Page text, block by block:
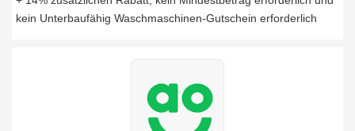
kein Unterbaufähig Waschmaschinen-Gutschein erforderlich